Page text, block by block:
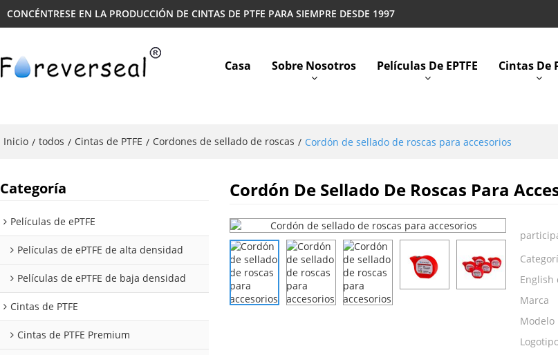
CONCÉNTRESE EN LA PRODUCCIÓN DE CINTAS DE PTFE PARA SIEMPRE DESDE 1997
Casa Sobre Nosotros Películas De EPTFE Cintas De
Inicio / todos / Cintas de PTFE / Cordones de sellado de roscas / Cordón de sellado de roscas para accesorios
Categoría
Películas de ePTFE
Películas de ePTFE de alta densidad
Películas de ePTFE de baja densidad
Cintas de PTFE
Cintas de PTFE Premium
Cordón De Sellado De Roscas Para
English
Marca
Modelo